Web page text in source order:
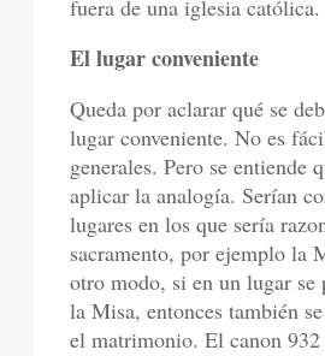
fuera de una iglesia católica.
El lugar conveniente
Queda por aclarar qué se
lugar conveniente. No es
generales. Pero se entiende
aplicar la analogía. Serían
lugares en los que sería
sacramento, por ejemplo la
otro modo, si en un lugar se
la Misa, entonces también
el matrimonio. El canon 932